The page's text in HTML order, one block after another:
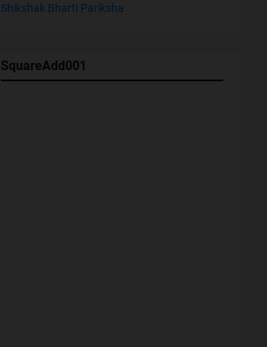
Shikshak Bharti Pariksha
SquareAdd001